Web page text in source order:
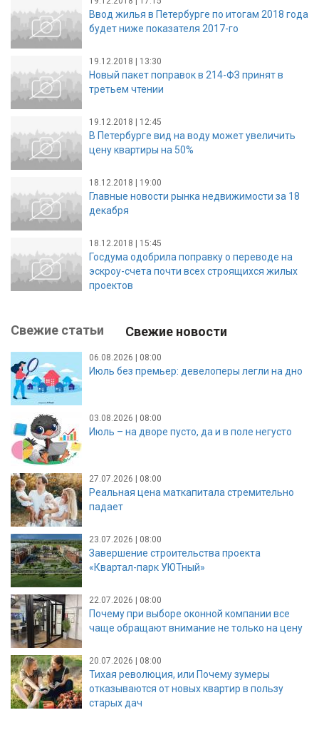
Ввод жилья в Петербурге по итогам 2018 года
будет ниже показателя 2017-го
19.12.2018 | 13:30
Новый пакет поправок в 214-ФЗ принят в
третьем чтении
19.12.2018 | 12:45
В Петербурге вид на воду может увеличить
цену квартиры на 50%
18.12.2018 | 19:00
Главные новости рынка недвижимости за 18
декабря
18.12.2018 | 15:45
Госдума одобрила поправку о переводе на
эскроу-счета почти всех строящихся жилых
проектов
Свежие статьи Свежие новости
06.08.2026 | 08:00
Июль без премьер: девелоперы легли на дно
03.08.2026 | 08:00
Июль – на дворе пусто, да и в поле негусто
27.07.2026 | 08:00
Реальная цена маткапитала стремительно
падает
23.07.2026 | 08:00
Завершение строительства проекта
«Квартал-парк УЮТный»
22.07.2026 | 08:00
Почему при выборе оконной компании все
чаще обращают внимание не только на цену
20.07.2026 | 08:00
Тихая революция, или Почему зумеры
отказываются от новых квартир в пользу
старых дач